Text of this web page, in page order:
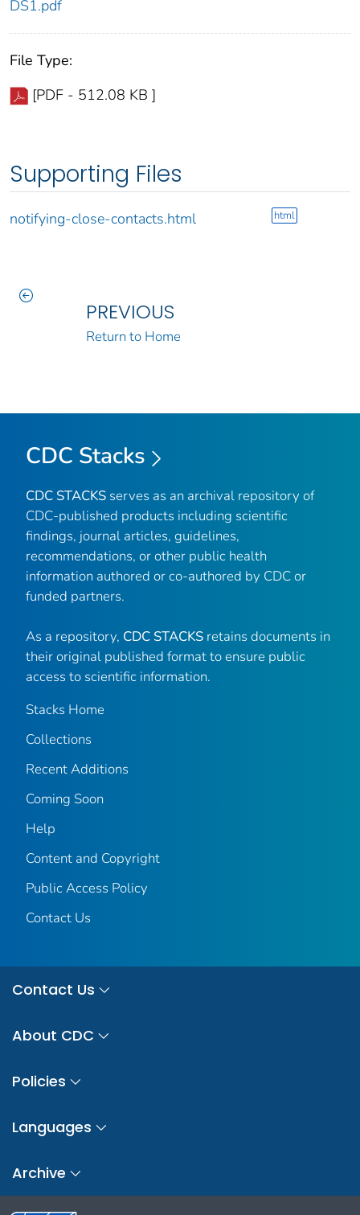
DS1.pdf
File Type:
[PDF - 512.08 KB ]
Supporting Files
notifying-close-contacts.html html
PREVIOUS
Return to Home
CDC Stacks
CDC STACKS serves as an archival repository of
CDC-published products including scientific
findings, journal articles, guidelines,
recommendations, or other public health
information authored or co-authored by CDC or
funded partners.
As a repository, CDC STACKS retains documents in
their original published format to ensure public
access to scientific information.
Stacks Home
Collections
Recent Additions
Coming Soon
Help
Content and Copyright
Public Access Policy
Contact Us
Contact Us
About CDC
Policies
Languages
Archive